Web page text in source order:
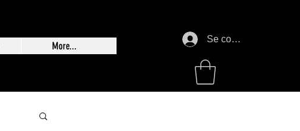
More...
Se connecter